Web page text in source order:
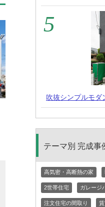
吹抜シンプルモダ
テーマ別 完成事
高気密・高断熱の家
2世帯住宅 ガレージ
注文住宅の間取り